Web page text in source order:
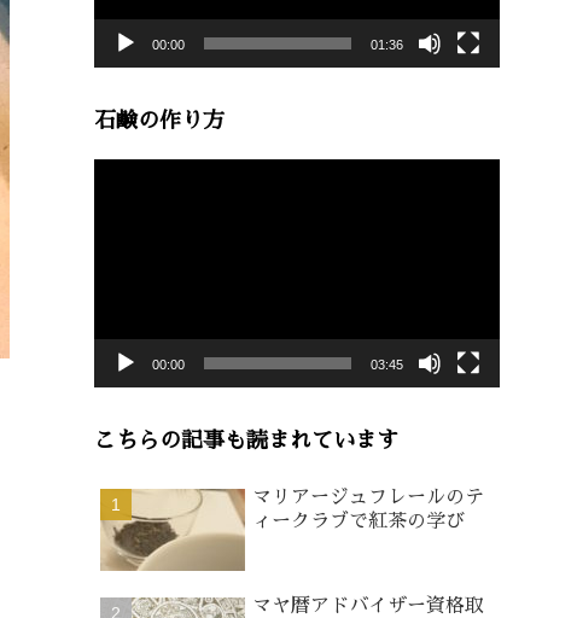
00:00 01:36
石鹸の作り方
00:00 03:45
こちらの記事も読まれています
マリアージュフレールのテ
ィークラブで紅茶の学び
マヤ暦アドバイザー資格取